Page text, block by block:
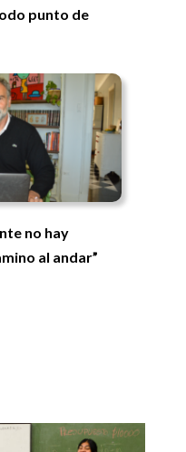
punto de
no hay
al andar”